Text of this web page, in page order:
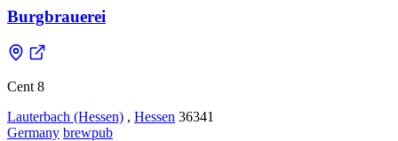
Burgbrauerei
Cent 8
Lauterbach (Hessen) , Hessen 36341
Germany brewpub